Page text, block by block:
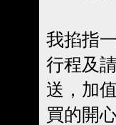
我掐指
行程及
送，加
買的開